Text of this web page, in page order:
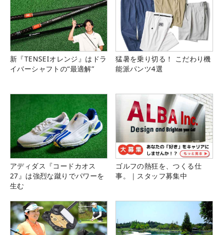
新『TENSEIオレンジ』はドラ
イバーシャフトの“最適解”
猛暑を乗り切る！ こだわり機
能派パンツ4選
アディダス『コードカオス
27』は強烈な蹴りでパワーを
生む
ゴルフの熱狂を、つくる仕
事。｜スタッフ募集中